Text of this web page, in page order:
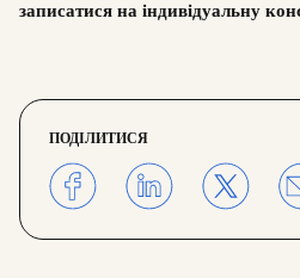
ПОДІЛИТИСЯ
записатися на індивідуальну